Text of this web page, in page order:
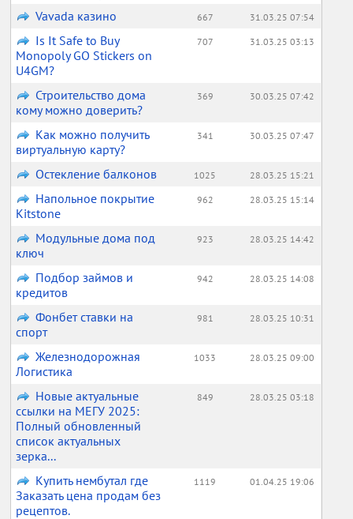
Vavada казино 667 31.03.25 07:54
Is It Safe to Buy
Monopoly GO Stickers on
U4GM?
707 31.03.25 03:13
Строительство дома
кому можно доверить?
369 30.03.25 07:42
Как можно получить
виртуальную карту?
341 30.03.25 07:47
Остекление балконов 1025 28.03.25 15:21
Напольное покрытие
Kitstone
962 28.03.25 15:14
Модульные дома под
ключ
923 28.03.25 14:42
Подбор займов и
кредитов
942 28.03.25 14:08
Фонбет ставки на
спорт
981 28.03.25 10:31
Железнодорожная
Логистика
1033 28.03.25 09:00
Новые актуальные
ссылки на МЕГУ 2025:
Полный обновленный
список актуальных
зерка...
849 28.03.25 03:18
Купить нембутал где
Заказать цена продам без
рецептов.
1119 01.04.25 19:06